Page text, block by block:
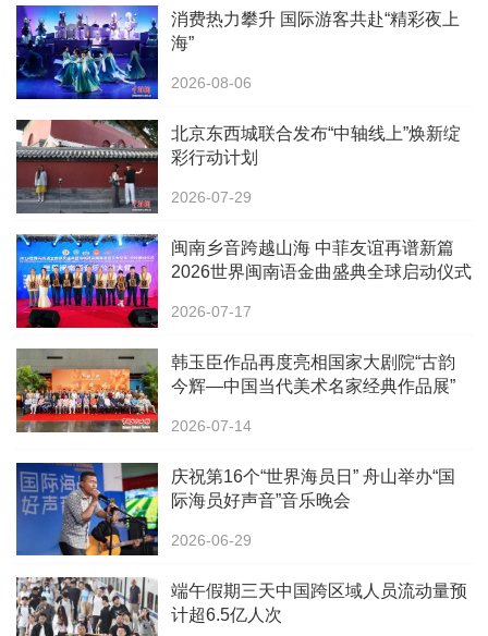
消费热力攀升 国际游客共赴“精彩夜上
海”
2026-08-06
北京东西城联合发布“中轴线上”焕新绽
彩行动计划
2026-07-29
闽南乡音跨越山海 中菲友谊再谱新篇
2026世界闽南语金曲盛典全球启动仪式
2026-07-17
韩玉臣作品再度亮相国家大剧院“古韵
今辉—中国当代美术名家经典作品展”
2026-07-14
庆祝第16个“世界海员日” 舟山举办“国
际海员好声音”音乐晚会
2026-06-29
端午假期三天中国跨区域人员流动量预
计超6.5亿人次